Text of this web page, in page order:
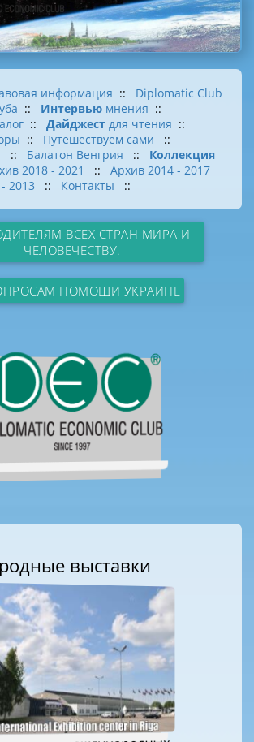
информация :: Diplomatic Club
:: Интервью мнения ::
:: Дайджест для чтения ::
:: Путешествуем сами
::
:: Балатон Венгрия :: Коллекция
2018 - 2021 :: Архив 2014 - 2017
2013 :: Контакты ::
ВСЕХ СТРАН МИРА И
ЧЕЛОВЕЧЕСТВУ.
ПОМОЩИ УКРАИНЕ
выставки